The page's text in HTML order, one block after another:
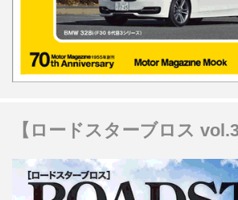
【ロードスターブロス